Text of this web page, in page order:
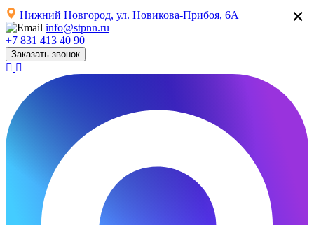
Нижний Новгород, ул. Новикова-Прибоя, 6А
info@stpnn.ru
+7 831 413 40 90
Заказать звонок
×